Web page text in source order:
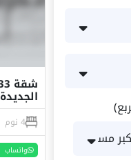
الجديدة
4 نوم
واتساب